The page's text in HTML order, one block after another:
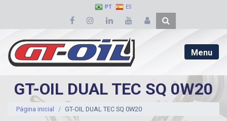
PT ES
Menu
GT-OIL DUAL TEC SQ 0W20
Página inicial GT-OIL DUAL TEC SQ 0W20